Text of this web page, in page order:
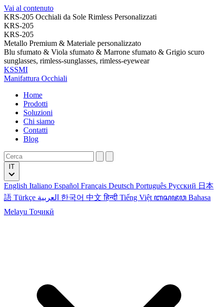
Vai al contenuto
KRS-205 Occhiali da Sole Rimless Personalizzati
KRS-205
KRS-205
Metallo Premium & Materiale personalizzato
Blu sfumato & Viola sfumato & Marrone sfumato & Grigio scuro
sunglasses, rimless-sunglasses, rimless-eyewear
KSSMI
Manifattura Occhiali
Home
Prodotti
Soluzioni
Chi siamo
Contatti
Blog
English Italiano Español Français Deutsch Português Русский 日本
語 Türkçe 한국어 中文हिन्दी Tiếng Việt ꦧꦱꦗꦮ Bahasa
Melayu Тоҷикӣ